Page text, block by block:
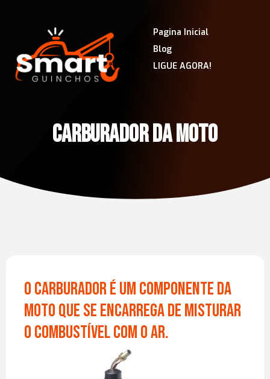
Pagina Inicial
Blog
LIGUE AGORA!
CARBURADOR DA MOTO
O carburador é um componente da
moto que se encarrega de misturar
o combustível com o ar.